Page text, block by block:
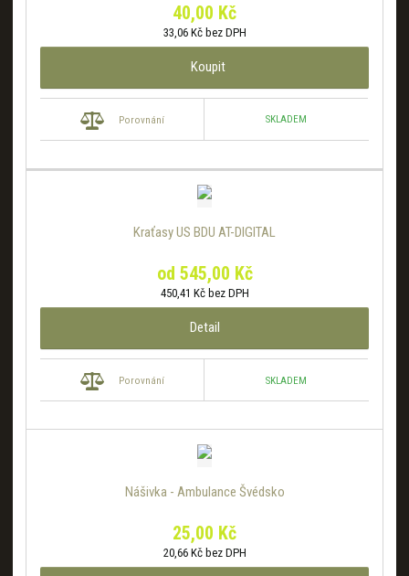
40,00 Kč
33,06 Kč bez DPH
Koupit
Porovnání SKLADEM
Kraťasy US BDU AT-DIGITAL
od 545,00 Kč
450,41 Kč bez DPH
Detail
Porovnání SKLADEM
Nášivka - Ambulance Švédsko
25,00 Kč
20,66 Kč bez DPH